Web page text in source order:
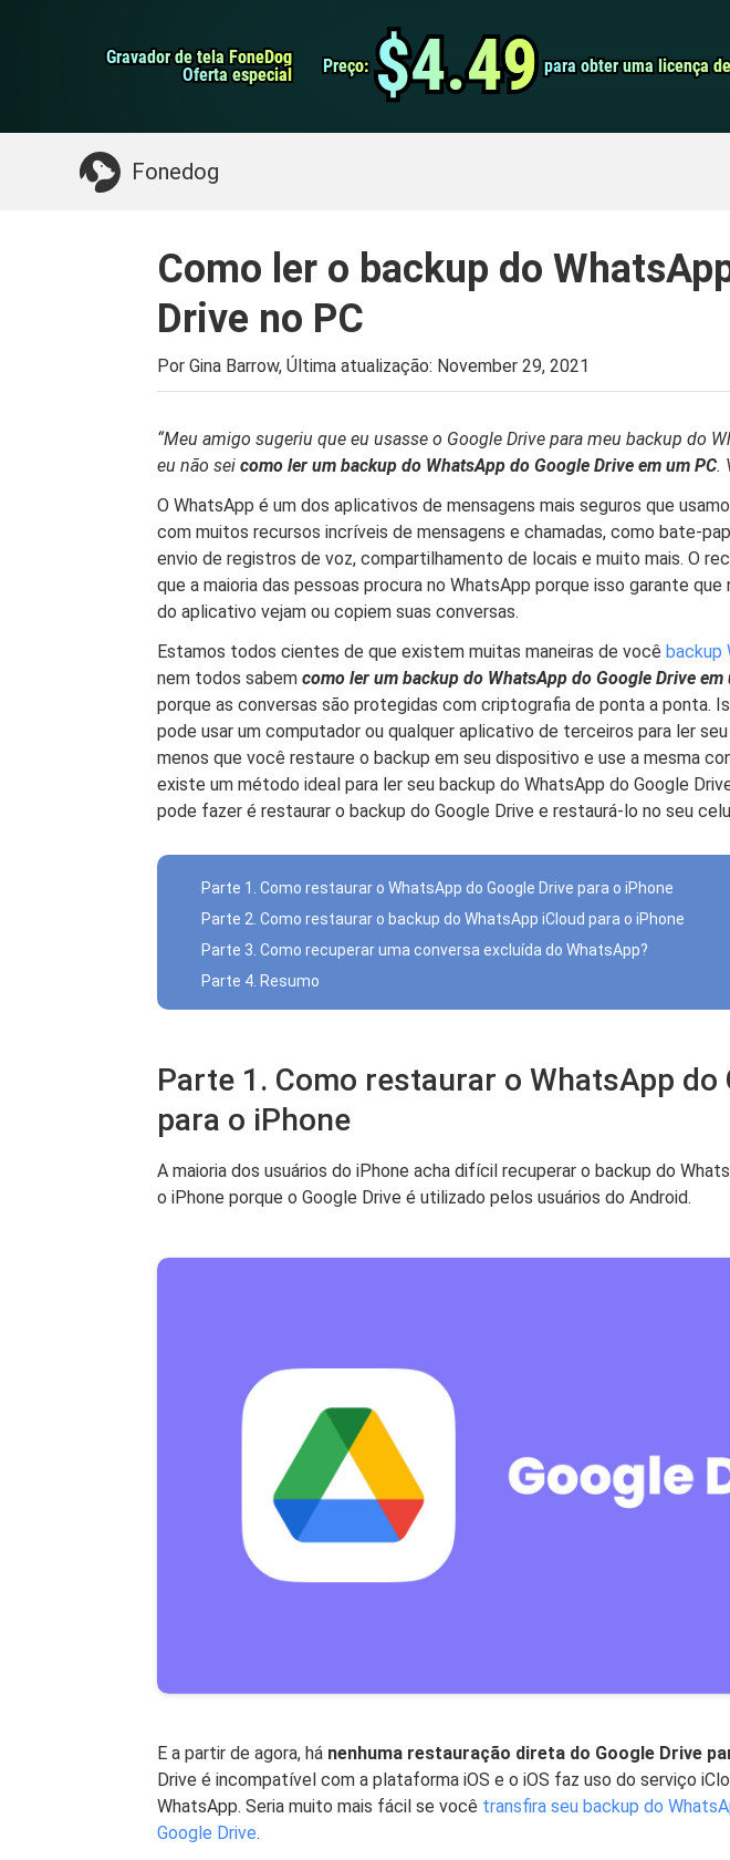
Gravador de tela FoneDog
Gravador de tela FoneDog
Oferta especial
Oferta especial Preço:
Preço: $4.49
$4.49 para obter uma licença
para obter uma licença
Fonedog
iPhone Cleaner
Algo que você pode precisar:
Como ler o backup do
Drive no PC
Por Gina Barrow, Última atualização: November 29, 2021
“Meu amigo sugeriu que eu usasse o Google Drive para meu backup do
eu não sei como ler um backup do WhatsApp do Google Drive em um PC.
O WhatsApp é um dos aplicativos de mensagens mais seguros que
com muitos recursos incríveis de mensagens e chamadas, como bate-
envio de registros de voz, compartilhamento de locais e muito mais. O
que a maioria das pessoas procura no WhatsApp porque isso garante
do aplicativo vejam ou copiem suas conversas.
Estamos todos cientes de que existem muitas maneiras de você backup
nem todos sabem como ler um backup do WhatsApp do Google Drive em
porque as conversas são protegidas com criptografia de ponta a ponta.
pode usar um computador ou qualquer aplicativo de terceiros para ler
menos que você restaure o backup em seu dispositivo e use a mesma
existe um método ideal para ler seu backup do WhatsApp do Google
pode fazer é restaurar o backup do Google Drive e restaurá-lo no seu
Parte 1. Como restaurar o WhatsApp do Google Drive para o iPhone
Parte 2. Como restaurar o backup do WhatsApp iCloud para o iPhone
Parte 3. Como recuperar uma conversa excluída do WhatsApp?
Parte 4. Resumo
Parte 1. Como restaurar o WhatsApp do
para o iPhone
A maioria dos usuários do iPhone acha difícil recuperar o backup do
o iPhone porque o Google Drive é utilizado pelos usuários do Android.
E a partir de agora, há nenhuma restauração direta do Google Drive
Drive é incompatível com a plataforma iOS e o iOS faz uso do serviço
WhatsApp. Seria muito mais fácil se você transfira seu backup do
Google Drive.